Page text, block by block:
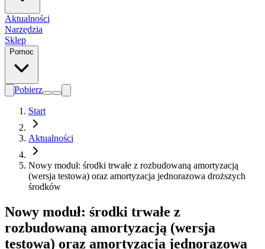
Aktualności
Narzędzia
Sklep
Pomoc
Pobierz
Start
Aktualności
Nowy moduł: środki trwałe z rozbudowaną amortyzacją
(wersja testowa) oraz amortyzacja jednorazowa droższych
środków
Nowy moduł: środki trwałe z
rozbudowaną amortyzacją (wersja
testowa) oraz amortyzacja jednorazowa